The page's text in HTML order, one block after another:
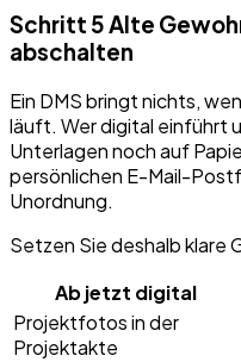
Schritt 5 Alte
abschalten
Ein DMS bringt nichts,
läuft. Wer digital einführt
Unterlagen noch auf
persönlichen E-Mail-
Unordnung.
Setzen Sie deshalb klare
Ab jetzt digital
Projektfotos in der
Projektakte